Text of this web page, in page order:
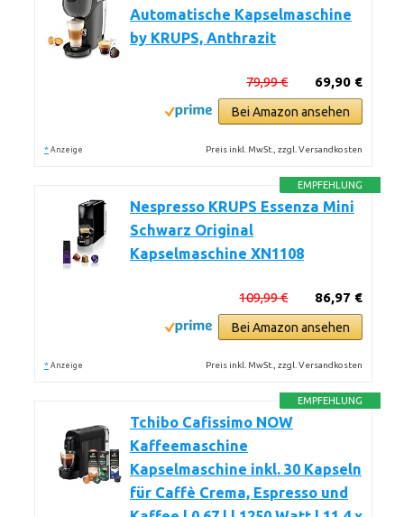
Automatische Kapselmaschine
by KRUPS, Anthrazit
69,90 €
79,99 €
Bei Amazon ansehen
* Anzeige Preis inkl. MwSt., zzgl. Versandkosten
EMPFEHLUNG
Nespresso KRUPS Essenza Mini
Schwarz Original
Kapselmaschine XN1108
86,97 €
109,99 €
Bei Amazon ansehen
* Anzeige Preis inkl. MwSt., zzgl. Versandkosten
EMPFEHLUNG
Tchibo Cafissimo NOW
Kaffeemaschine
Kapselmaschine inkl. 30 Kapseln
für Caffè Crema, Espresso und